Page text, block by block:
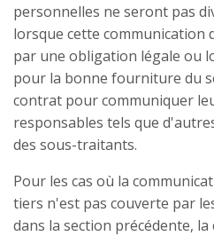
personnelles ne seront pas
lorsque cette communication
par une obligation légale ou
pour la bonne fourniture du
contrat pour communiquer
responsables tels que
des sous-traitants.
Pour les cas où la
tiers n'est pas couverte par
dans la section précédente,